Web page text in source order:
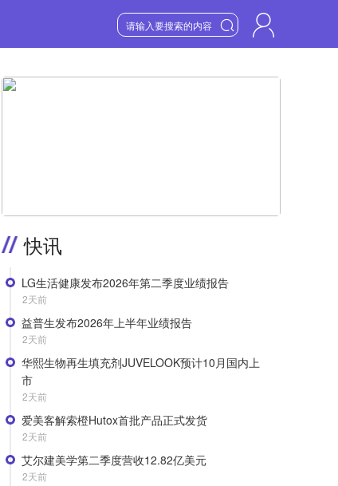

快讯
LG生活健康发布2026年第二季度业绩报告
2天前
益普生发布2026年上半年业绩报告
2天前
华熙生物再生填充剂JUVELOOK预计10月国内上
市
2天前
爱美客解索橙Hutox首批产品正式发货
2天前
艾尔建美学第二季度营收12.82亿美元
2天前